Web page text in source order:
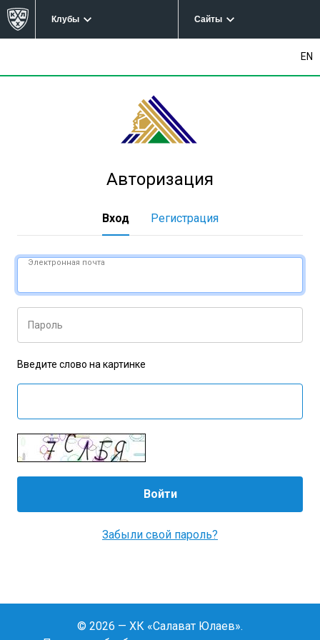
Клубы Сайты
EN
Авторизация
Вход Регистрация
Электронная почта
Пароль
Введите слово на картинке
Забыли свой пароль?
© 2026 — ХК «Салават Юлаев».